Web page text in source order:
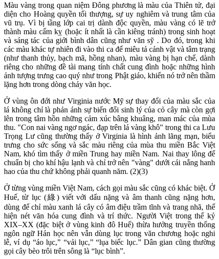
Màu vàng trong quan niệm Đông phương là màu của Thiên tử, đại
diện cho Hoàng quyền tối thượng, sự uy nghiêm và trung tâm của
vũ trụ. Vì bị tầng lớp cai trị dành độc quyền, màu vàng có lẽ trở
thành màu cấm kỵ (hoặc ít nhất là cần kiêng tránh) trong sinh hoạt
và sáng tác của giới bình dân cũng như văn sỹ . Do đó, trong khi
các màu khác tự nhiên đi vào thi ca để miêu tả cảnh vật và tâm trạng
(như thanh thủy, bạch mã, hồng nhan), màu vàng bị hạn chế, dành
riêng cho những đề tài mang tính chất cung đình hoặc những hình
ảnh tượng trưng cao quý như trong Phật giáo, khiến nó trở nên thầm
lặng hơn trong dòng chảy văn học.
Ở vùng ôn đới như Virginia nước Mỹ sự thay đổi của màu sắc của
lá không chỉ là phản ánh sự biến đổi sinh lý của cỏ cây mà còn gợi
lên trong tâm hồn những cảm xúc bâng khuâng, man mác của mùa
thu. "Con nai vàng ngơ ngác, đạp trên lá vàng khô" trong thi ca Lưu
Trọng Lư cũng thường thấy ở Virginia là hình ảnh lãng mạn, biểu
trưng cho sức sống và sắc màu riêng của mùa thu miền Bắc Việt
Nam, khó tìm thấy ở miền Trung hay miền Nam. Nai thay lông để
chuẩn bị cho khí hậu lạnh và chỉ trở nên "vàng" dưới cái nắng hanh
hao của thu chứ không phải quanh năm. (2)(3)
Ở từng vùng miền Việt Nam, cách gọi màu sắc cũng có khác biệt. Ở
Huế, từ lục (綠) viết với dấu nặng và âm thanh cũng nặng hơn,
dùng để chỉ màu xanh lá cây có âm điệu trầm tĩnh và trang nhã, thể
hiện nét văn hóa cung đình và trí thức. Người Việt trong thế kỷ
XIX–XX (đặc biệt ở vùng kinh đô Huế) thừa hưởng truyền thống
ngôn ngữ Hán học nên vẫn dùng lục trong văn chương hoặc nghi
lễ, ví dụ “áo lục,” “vải lục,” “lụa biếc lục.” Dân gian cũng thường
gọi cây bèo trôi trên sông là “lục bình”.